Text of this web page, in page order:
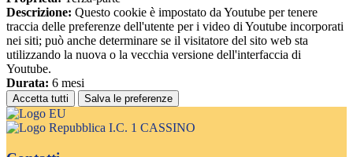
Descrizione: Questo cookie è impostato da Youtube per tenere
traccia delle preferenze dell'utente per i video di Youtube incorporati
nei siti; può anche determinare se il visitatore del sito web sta
utilizzando la nuova o la vecchia versione dell'interfaccia di
Youtube.
Durata: 6 mesi
Accetta tutti Salva le preferenze
I.C. 1 CASSINO